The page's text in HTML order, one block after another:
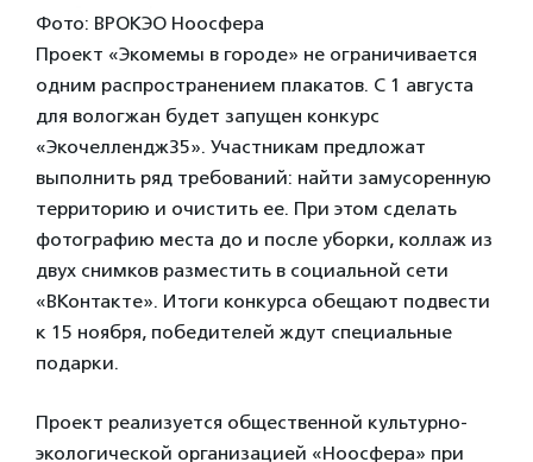
Фото: ВРОКЭО Ноосфера
Проект «Экомемы в городе» не ограничивается
одним распространением плакатов. С 1 августа
для вологжан будет запущен конкурс
«Экочеллендж35». Участникам предложат
выполнить ряд требований: найти замусоренную
территорию и очистить ее. При этом сделать
фотографию места до и после уборки, коллаж из
двух снимков разместить в социальной сети
«ВКонтакте». Итоги конкурса обещают подвести
к 15 ноября, победителей ждут специальные
подарки.
Проект реализуется общественной культурно-
экологической организацией «Ноосфера» при